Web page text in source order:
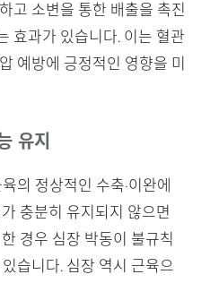
고 소변을 통한 배출을 촉진
효과가 있습니다. 이는 혈관
예방에 긍정적인 영향을 미
유지
의 정상적인 수축·이완에
충분히 유지되지 않으면
경우 심장 박동이 불규칙
습니다. 심장 역시 근육으